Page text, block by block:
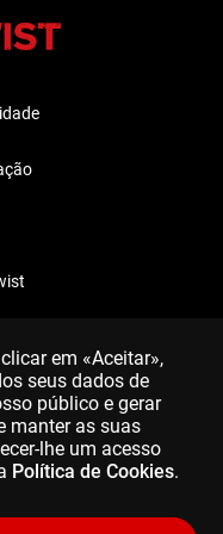
em «Aceitar»,
seus dados de
público e gerar
manter as suas
lhe um acesso
Política de Cookies.